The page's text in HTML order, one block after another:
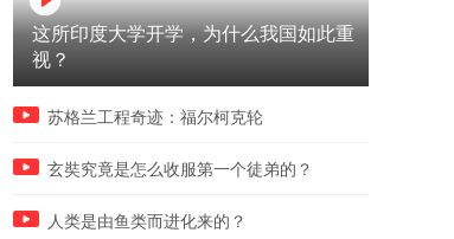
，没看到他的机炮吗？
后，真相原来是这样挨打的
这所印度大学开学，为什么我国如此重
视？
苏格兰工程奇迹：福尔柯克轮
玄奘究竟是怎么收服第一个徒弟的？
人类是由鱼类而进化来的？